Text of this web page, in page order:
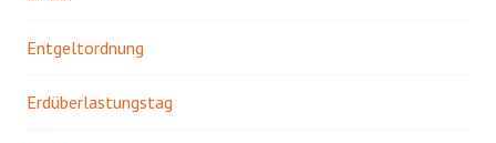
Entgeltordnung
Erdüberlastungstag